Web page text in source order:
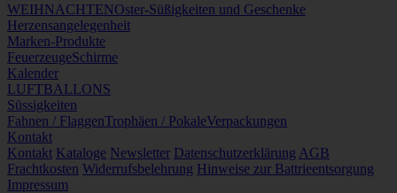
WEIHNACHTENOster-Süßigkeiten und Geschenke
Herzensangelegenheit
Marken-Produkte
FeuerzeugeSchirme
Kalender
LUFTBALLONS
Süssigkeiten
Fahnen / FlaggenTrophäen / PokaleVerpackungen
Kontakt
Kontakt Kataloge Newsletter Datenschutzerklärung AGB
Frachtkosten Widerrufsbelehrung Hinweise zur Battrieentsorgung
Impressum